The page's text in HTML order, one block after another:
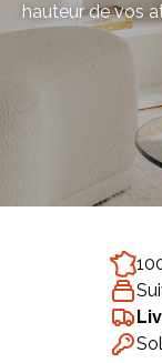
Claustra
hauteur de vos